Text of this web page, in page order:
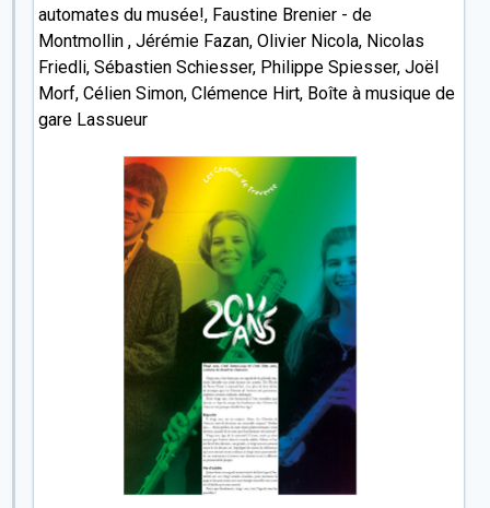
automates du musée!, Faustine Brenier - de
Montmollin , Jérémie Fazan, Olivier Nicola, Nicolas
Friedli, Sébastien Schiesser, Philippe Spiesser, Joël
Morf, Célien Simon, Clémence Hirt, Boîte à musique de
gare Lassueur